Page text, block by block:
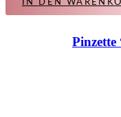
IN DEN
Pinzette